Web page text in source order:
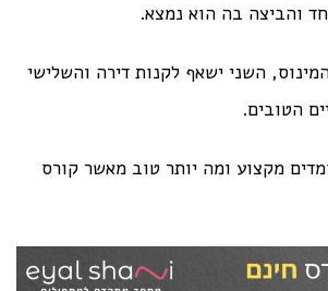
והביצה בה הוא נמצא.
השני ישאף לקנות דירה והשלישי
הטובים.
מקצוע ומה יותר טוב מאשר קורס